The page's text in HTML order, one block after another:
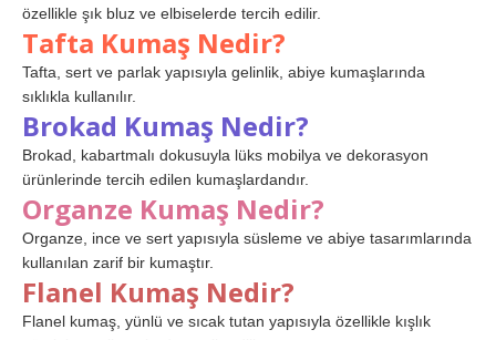
özellikle şık bluz ve elbiselerde tercih edilir.
Tafta Kumaş Nedir?
Tafta, sert ve parlak yapısıyla gelinlik, abiye kumaşlarında
sıklıkla kullanılır.
Brokad Kumaş Nedir?
Brokad, kabartmalı dokusuyla lüks mobilya ve dekorasyon
ürünlerinde tercih edilen kumaşlardandır.
Organze Kumaş Nedir?
Organze, ince ve sert yapısıyla süsleme ve abiye tasarımlarında
kullanılan zarif bir kumaştır.
Flanel Kumaş Nedir?
Flanel kumaş, yünlü ve sıcak tutan yapısıyla özellikle kışlık